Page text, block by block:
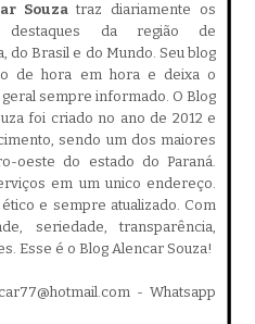
Souzatraz diariamente os
destaques da região de
do Brasil e do Mundo. Seu blog
de hora em hora e deixa o
sempre informado. O Blog
foi criado no ano de 2012 e
sendo um dos maiores
oeste do estado do Paraná.
em um unico endereço.
e sempre atualizado. Com
seriedade, transparência,
Esse é o Blog Alencar Souza!
- Whatsapp